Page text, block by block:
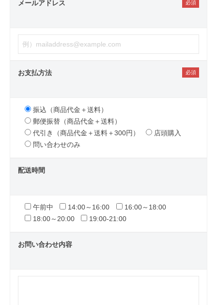
メールアドレス
お支払方法
振込（商品代金＋送料）
郵便振替（商品代金＋送料）
代引き（商品代金＋送料＋300円）
店頭購入
問い合わせのみ
配送時間
午前中 14:00～16:00
16:00～18:00
18:00～20:00
19:00-21:00
お問い合わせ内容